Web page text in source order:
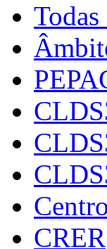
CRER